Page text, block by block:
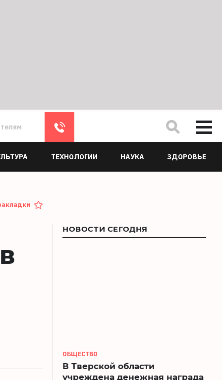
ТЕХНОЛОГИИ НАУКА ЗДОРОВЬЕ
НОВОСТИ СЕГОДНЯ
ОБЩЕСТВО
В Тверской области
учреждена денежная награда